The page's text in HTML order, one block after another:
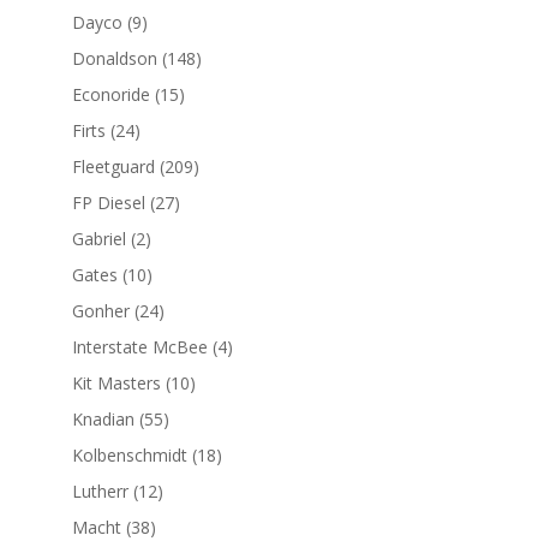
Dayco 99
productos
Donaldson 148148
Econoride 1515
Firts 2424
productos
Fleetguard 209209
FP Diesel 2727
Gabriel 22
productos
Gates 1010
productos
Gonher 2424
productos
Interstate McBee 44
Kit Masters 1010
Knadian 5555
productos
Kolbenschmidt 1818
Lutherr 1212
Macht 3838